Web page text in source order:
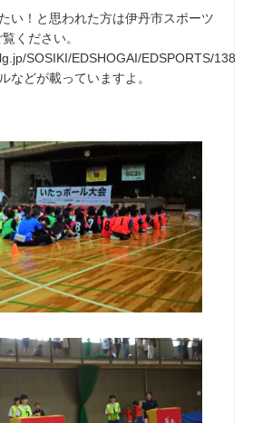
い！と思われた方は伊丹市スポーツ
ください。
SOSIKI/EDSHOGAI/EDSPORTS/
などが載っていますよ。